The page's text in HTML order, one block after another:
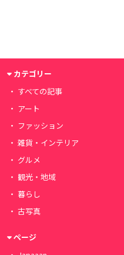
カテゴリー
すべての記事
アート
ファッション
雑貨・インテリア
グルメ
観光・地域
暮らし
古写真
ページ